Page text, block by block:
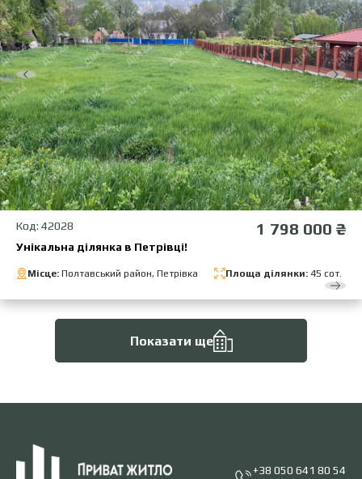
Код: 42028 1 798 000 ₴
Унікальна ділянка в Петрівці!
Місце: Полтавський район, Петрівка Площа ділянки: 45 сот.
Показати ще
+38 050 641 80 54